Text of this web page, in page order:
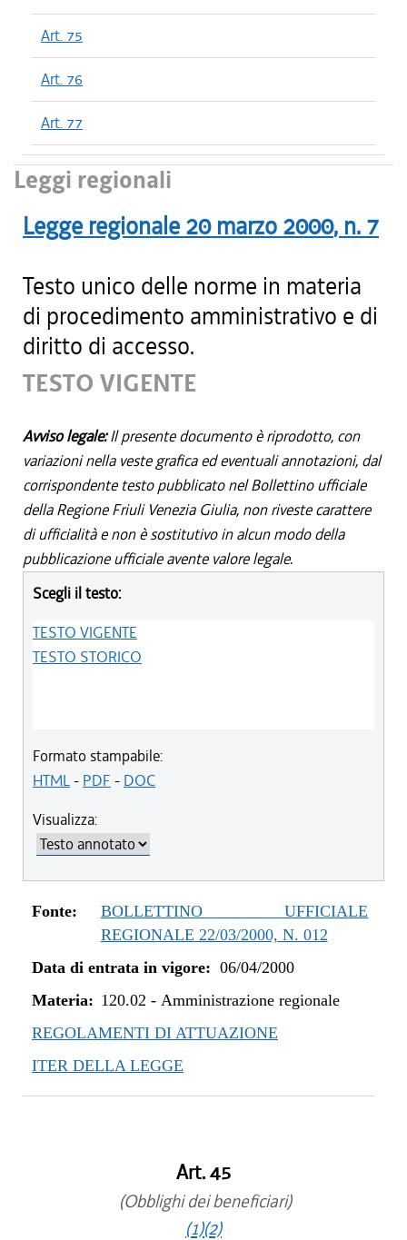
Art. 75
Art. 76
Art. 77
Leggi regionali
Legge regionale 20 marzo 2000, n. 7
Testo unico delle norme in materia
di procedimento amministrativo e di
diritto di accesso.
TESTO VIGENTE
Avviso legale:Il presente documento è riprodotto, con
variazioni nella veste grafica ed eventuali annotazioni, dal
corrispondente testo pubblicato nel Bollettino ufficiale
della Regione Friuli Venezia Giulia, non riveste carattere
di ufficialità e non è sostitutivo in alcun modo della
pubblicazione ufficiale avente valore legale.
Scegli il testo:
TESTO VIGENTE
TESTO STORICO
Formato stampabile:
HTML- PDF - DOC
Visualizza:
Fonte:
BOLLETTINO UFFICIALE
REGIONALE 22/03/2000, N. 012
Data di entrata in vigore: 06/04/2000
Materia: 120.02 - Amministrazione regionale
REGOLAMENTI DI ATTUAZIONE
ITER DELLA LEGGE
Art. 45
(Obblighi dei beneficiari)
(1)(2)